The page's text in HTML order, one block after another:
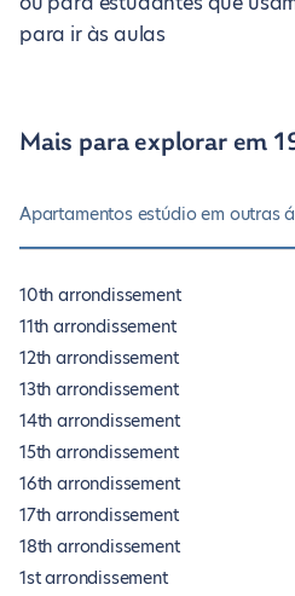
para ir às aulas
Mais para explorar em
Apartamentos estúdio em outras
10th arrondissement
11th arrondissement
12th arrondissement
13th arrondissement
14th arrondissement
15th arrondissement
16th arrondissement
17th arrondissement
18th arrondissement
1st arrondissement